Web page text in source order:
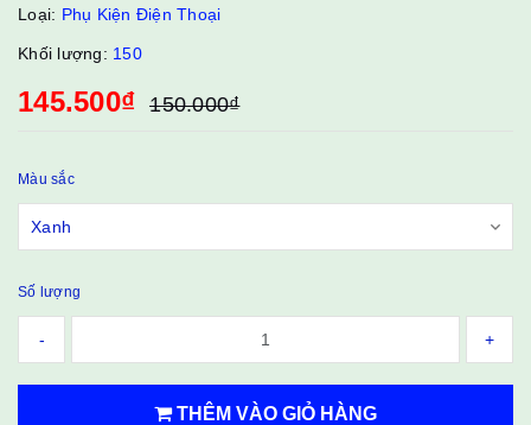
Loại: Phụ Kiện Điện Thoại
Khối lượng: 150
145.500₫ 150.000₫
Màu sắc
Số lượng
- +
THÊM VÀO GIỎ HÀNG